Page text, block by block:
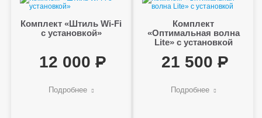
Комплект «Штиль Wi-Fi
с установкой»
12 000
Подробнее
Комплект
«Оптимальная волна
Lite» с установкой
21 500
Подробнее